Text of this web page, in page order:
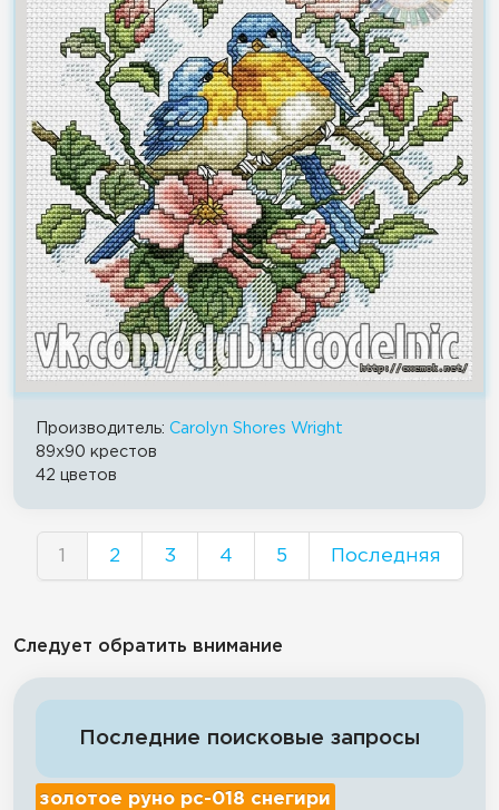
Производитель: Carolyn Shores Wright
89x90 крестов
42 цветов
1 2 3 4 5 Последняя
Следует обратить внимание
Последние поисковые запросы
золотое руно рс-018 снегири